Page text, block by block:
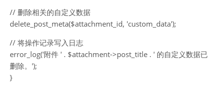
// 删除相关的自定义数据
delete_post_meta($attachment_id, 'custom_data');
// 将操作记录写入日志
error_log('附件 ' . $attachment->post_title . ' 的自定义数据已
删除。');
}